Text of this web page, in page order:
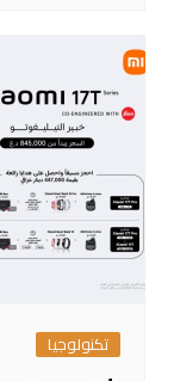
تكنولوجيا